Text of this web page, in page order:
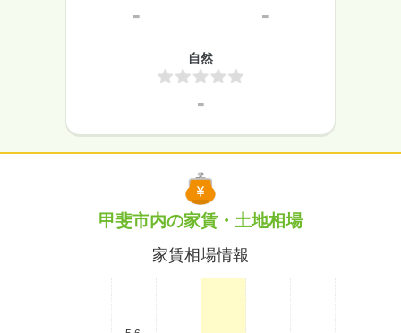
- -
自然
-
甲斐市内の家賃・土地相場
家賃相場情報